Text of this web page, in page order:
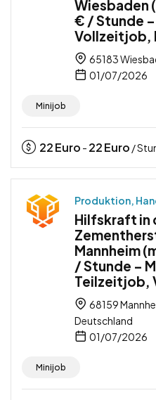
Wiesbaden
€ / Stunde
Vollzeitjob,
65183
01/07/2026
Minijob
22Euro - 22Euro /
Produktion,
Hilfskraft in
Mannheim
/ Stunde –
Teilzeitjob,
68159
Deutschland
01/07/2026
Minijob